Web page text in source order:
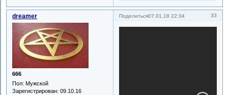
Поделиться 33
07.01.18 22:34
dreamer
666
Пол: Мужской
Зарегистрирован: 09.10.16